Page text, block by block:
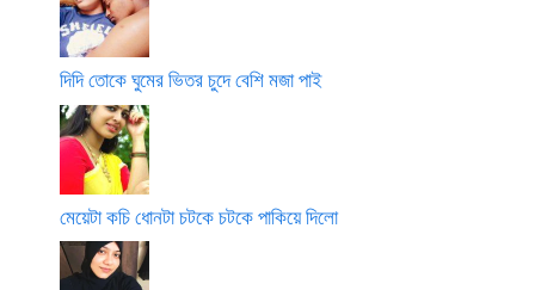
দিদি তোকে ঘুমের ভিতর চুদে বেশি মজা পাই
মেয়েটা কচি ধোনটা চটকে চটকে পাকিয়ে দিলো